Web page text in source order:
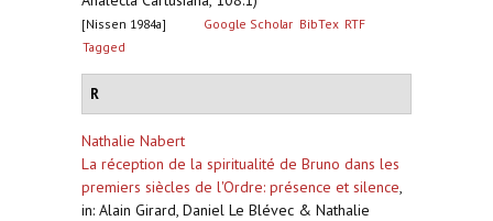
[Nissen 1984a] Google Scholar BibTex RTF
Tagged
R
Nathalie Nabert
La réception de la spiritualité de Bruno dans les
premiers siècles de l'Ordre: présence et silence,
in: Alain Girard, Daniel Le Blévec & Nathalie